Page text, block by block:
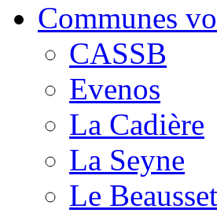
Communes
CASSB
Evenos
La Cadière
La Seyne
Le Beausset